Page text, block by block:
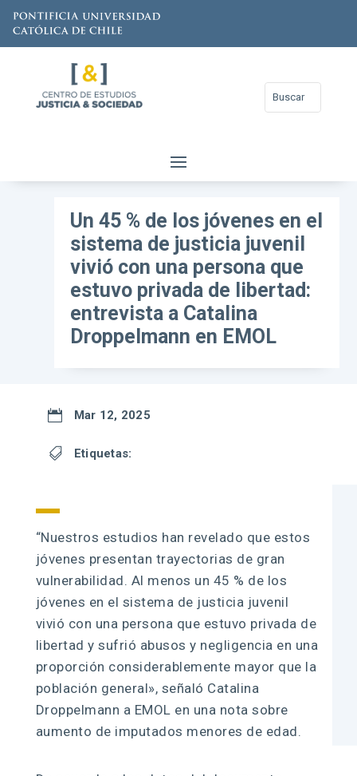
Un 45 % de los jóvenes en el
sistema de justicia juvenil
vivió con una persona que
estuvo privada de libertad:
entrevista a Catalina
Droppelmann en EMOL
 Mar 12, 2025
 Etiquetas:
“Nuestros estudios han revelado que estos
jóvenes presentan trayectorias de gran
vulnerabilidad. Al menos un 45 % de los
jóvenes en el sistema de justicia juvenil
vivió con una persona que estuvo privada de
libertad y sufrió abusos y negligencia en una
proporción considerablemente mayor que la
población general», señaló Catalina
Droppelmann a EMOL en una nota sobre
aumento de imputados menores de edad.